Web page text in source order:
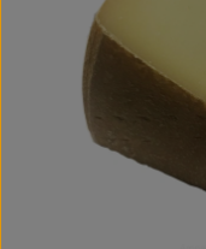
Frisches
Haltbares